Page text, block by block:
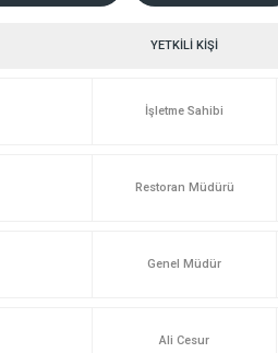
YETKİLİ KİŞİ
İşletme Sahibi
Restoran Müdürü
Genel Müdür
Ali Cesur